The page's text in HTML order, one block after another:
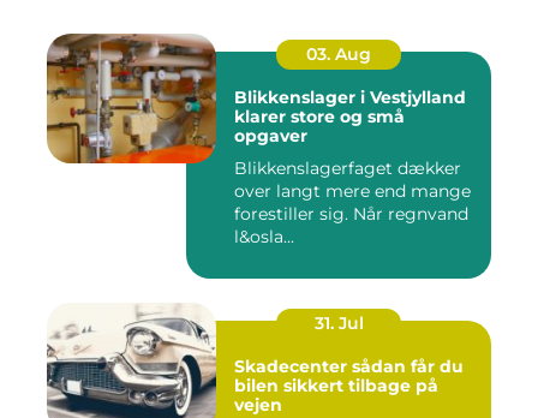
03. Aug
Blikkenslager i Vestjylland
klarer store og små
opgaver
Blikkenslagerfaget dækker
over langt mere end mange
forestiller sig. Når regnvand
l&osla...
31. Jul
Skadecenter sådan får du
bilen sikkert tilbage på
vejen